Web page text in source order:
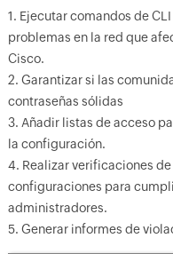
1. Ejecutar comandos de
problemas en la red que
Cisco.
2. Garantizar si las
contraseñas sólidas
3. Añadir listas de acceso
la configuración.
4. Realizar verificaciones
configuraciones para
administradores.
5. Generar informes de